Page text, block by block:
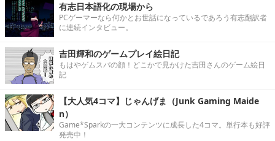
有志日本語化の現場から
PCゲーマーなら何かとお世話になっているであろう有志翻訳者
に連続インタビュー。
吉田輝和のゲームプレイ絵日記
もはやゲムスパの顔！どこかで見かけた吉田さんのゲーム絵日
記
【大人気4コマ】じゃんげま（Junk Gaming Maide
n）
Game*Sparkの一大コンテンツに成長した4コマ。単行本も好評
発売中！